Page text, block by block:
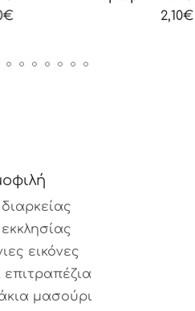
εικόνες
επιτραπέζια
μασούρι